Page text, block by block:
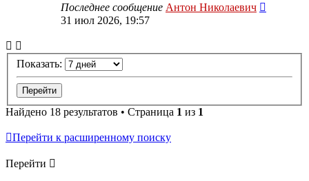
Последнее сообщение Антон Николаевич
31 июл 2026, 19:57
Показать:
Найдено 18 результатов • Страница 1 из 1
Перейти к расширенному поиску
Перейти